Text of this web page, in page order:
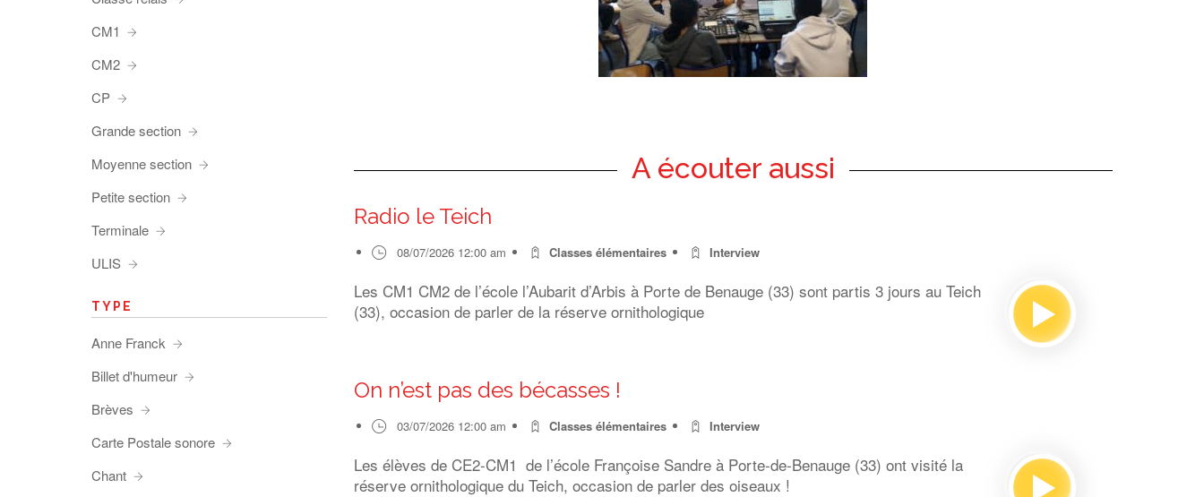
A écouter aussi
Radio le Teich
08/07/2026 12:00 am Classes élémentaires Interview
Les CM1 CM2 de l’école l’Aubarit d’Arbis à Porte de Benauge (33) sont partis 3 jours au Teich
(33), occasion de parler de la réserve ornithologique
On n’est pas des bécasses !
03/07/2026 12:00 am Classes élémentaires Interview
Les élèves de CE2-CM1 de l’école Françoise Sandre à Porte-de-Benauge (33) ont visité la
réserve ornithologique du Teich, occasion de parler des oiseaux !
CM1
CM2
CP
Grande section
Moyenne section
Petite section
Terminale
ULIS
TYPE
Anne Franck
Billet d'humeur
Brèves
Carte Postale sonore
Chant